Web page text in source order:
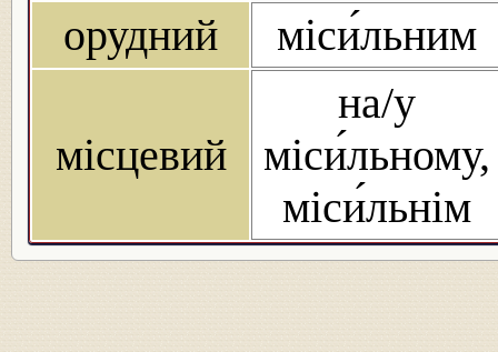
орудний
міси́льним
місцевий
на/у
міси́льному,
міси́льнім